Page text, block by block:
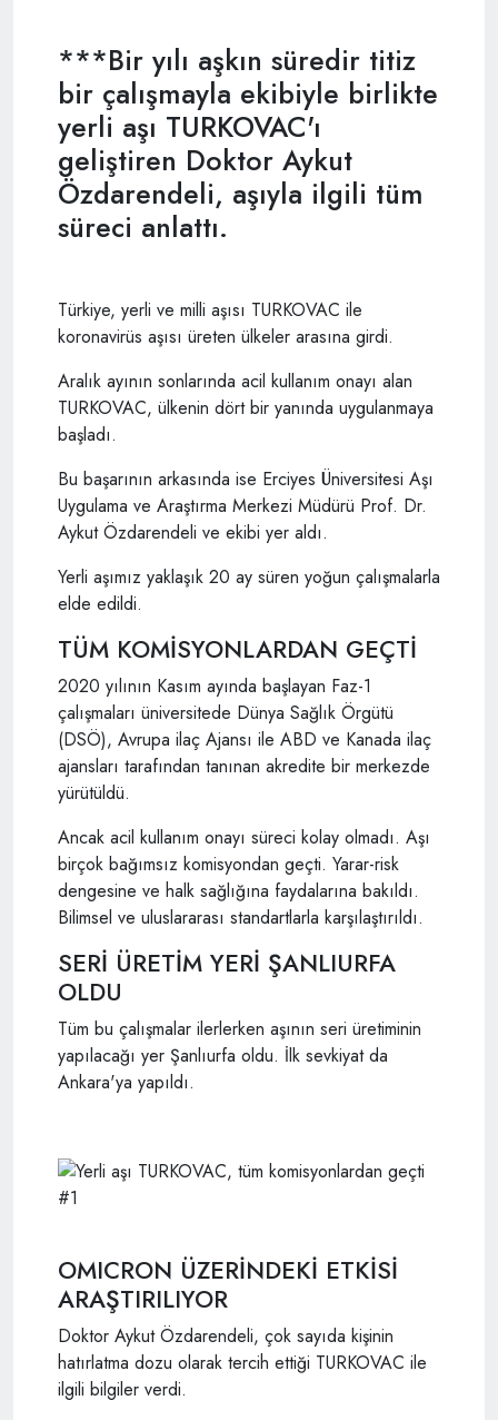
***Bir yılı aşkın süredir titiz
bir çalışmayla ekibiyle birlikte
yerli aşı TURKOVAC'ı
geliştiren Doktor Aykut
Özdarendeli, aşıyla ilgili tüm
süreci anlattı.
Türkiye, yerli ve milli aşısı TURKOVAC ile
koronavirüs aşısı üreten ülkeler arasına girdi.
Aralık ayının sonlarında acil kullanım onayı alan
TURKOVAC, ülkenin dört bir yanında uygulanmaya
başladı.
Bu başarının arkasında ise Erciyes Üniversitesi Aşı
Uygulama ve Araştırma Merkezi Müdürü Prof. Dr.
Aykut Özdarendeli ve ekibi yer aldı.
Yerli aşımız yaklaşık 20 ay süren yoğun çalışmalarla
elde edildi.
TÜM KOMİSYONLARDAN GEÇTİ
2020 yılının Kasım ayında başlayan Faz-1
çalışmaları üniversitede Dünya Sağlık Örgütü
(DSÖ), Avrupa ilaç Ajansı ile ABD ve Kanada ilaç
ajansları tarafından tanınan akredite bir merkezde
yürütüldü.
Ancak acil kullanım onayı süreci kolay olmadı. Aşı
birçok bağımsız komisyondan geçti. Yarar-risk
dengesine ve halk sağlığına faydalarına bakıldı.
Bilimsel ve uluslararası standartlarla karşılaştırıldı.
SERİ ÜRETİM YERİ ŞANLIURFA
OLDU
Tüm bu çalışmalar ilerlerken aşının seri üretiminin
yapılacağı yer Şanlıurfa oldu. İlk sevkiyat da
Ankara'ya yapıldı.
OMICRON ÜZERİNDEKİ ETKİSİ
ARAŞTIRILIYOR
Doktor Aykut Özdarendeli, çok sayıda kişinin
hatırlatma dozu olarak tercih ettiği TURKOVAC ile
ilgili bilgiler verdi.